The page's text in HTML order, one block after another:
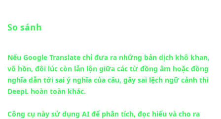
So sánh
Nếu Google Translate chỉ đưa ra những bản dịch khô khan,
vô hồn, đôi lúc còn lẫn lộn giữa các từ đồng âm hoặc đồng
nghĩa dẫn tới sai ý nghĩa của câu, gây sai lệch ngữ cảnh thì
DeepL hoàn toàn khác.
Công cụ này sử dụng AI để phân tích, đọc hiểu và cho ra